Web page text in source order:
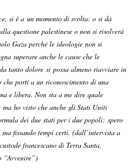
si è a un momento di svolta: o si dà
questione palestinese o non si risolverà
Gaza perché le ideologie non si
superare anche le cause che le
tanto dolore si possa almeno riavviare in
che porti a un riconoscimento di una
e libera. Non sta a me dire quale
ho visto che anche gli Stati Uniti
dei due stati per i due popoli: spero
fissando tempi certi. (dall’intervista a
francescano di Terra Santa,